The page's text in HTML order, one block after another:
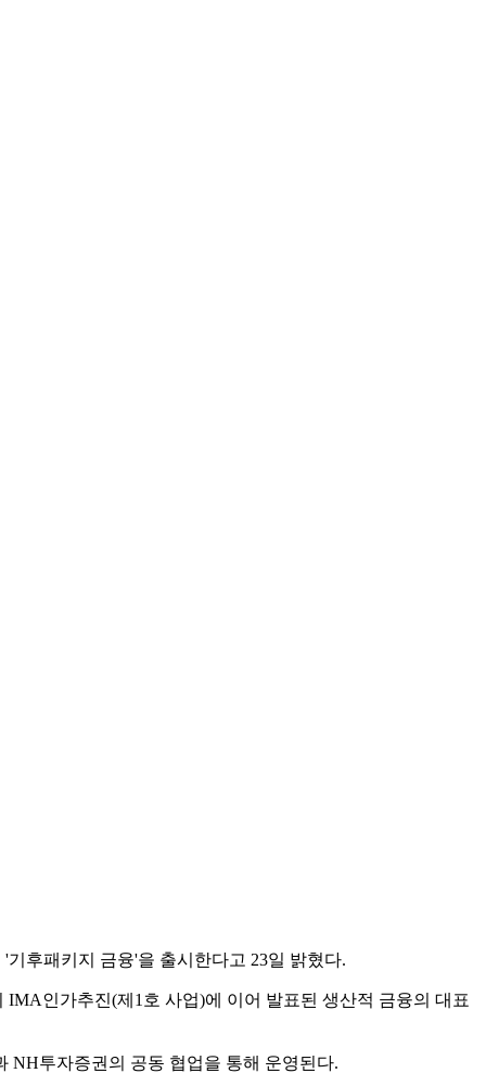
후패키지 금융'을 출시한다고 23일 밝혔다.
인가추진(제1호 사업)에 이어 발표된 생산적 금융의 대표
NH투자증권의 공동 협업을 통해 운영된다.